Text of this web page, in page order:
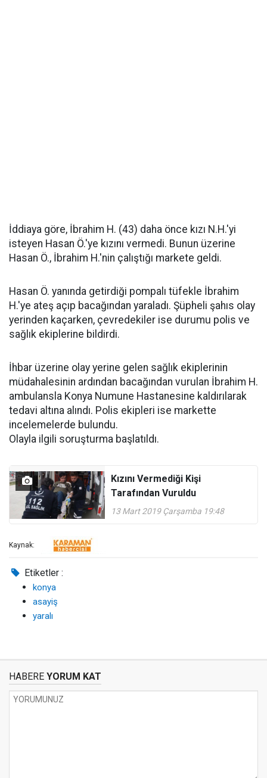
İddiaya göre, İbrahim H. (43) daha önce kızı N.H.'yi
isteyen Hasan Ö.'ye kızını vermedi. Bunun üzerine
Hasan Ö., İbrahim H.'nin çalıştığı markete geldi.
Hasan Ö. yanında getirdiği pompalı tüfekle İbrahim
H.'ye ateş açıp bacağından yaraladı. Şüpheli şahıs olay
yerinden kaçarken, çevredekiler ise durumu polis ve
sağlık ekiplerine bildirdi.
İhbar üzerine olay yerine gelen sağlık ekiplerinin
müdahalesinin ardından bacağından vurulan İbrahim H.
ambulansla Konya Numune Hastanesine kaldırılarak
tedavi altına alındı. Polis ekipleri ise markette
incelemelerde bulundu.
Olayla ilgili soruşturma başlatıldı.
Kızını Vermediği Kişi
Tarafından Vuruldu
13 Mart 2019 Çarşamba 19:48
Kaynak:
Etiketler :
konya
asayiş
yaralı
HABERE YORUM KAT